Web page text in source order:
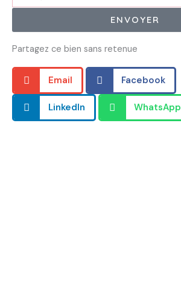
ENVOYER
Partagez ce bien sans retenue
Email Facebook
LinkedIn WhatsApp